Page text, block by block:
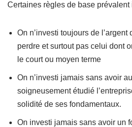
Certaines règles de base prévalent
On n’investi toujours de l’argent
perdre et surtout pas celui dont
le court ou moyen terme
On n’investi jamais sans avoir
soigneusement étudié
solidité de ses fondamentaux.
On investi jamais sans avoir un